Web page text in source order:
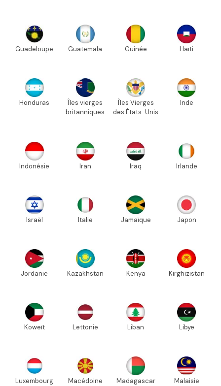
Guadeloupe Guatemala Guinée Haïti
Honduras
Îles vierges
britanniques
Îles Vierges
des États-Unis
Inde
Indonésie Iran Iraq Irlande
Israël Italie Jamaïque Japon
Jordanie Kazakhstan Kenya Kirghizistan
Koweït Lettonie Liban Libye
Luxembourg Macédoine Madagascar Malaisie